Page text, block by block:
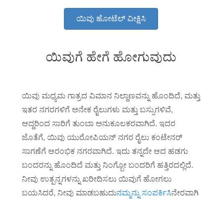
ಯಿವು ಹೋಟೆಲ್ ವೀಕ್ಷಿಸಿ
ಯಿವುಗೆ ಹೇಗೆ ಹೋಗುವುದು
ಯಿವು ಮಧ್ಯಮ ಗಾತ್ರದ ವಿಮಾನ ನಿಲ್ದಾಣವನ್ನು ಹೊಂದಿದೆ, ಮತ್ತು
ಇತರ ನಗರಗಳಿಗೆ ಅನೇಕ ರೈಲುಗಳು ಮತ್ತು ಬಸ್ಸುಗಳಿವೆ,
ಆದ್ದರಿಂದ ಸಾರಿಗೆ ತುಂಬಾ ಅನುಕೂಲಕರವಾಗಿದೆ. ಇದರ
ಜೊತೆಗೆ, ಯಿವು ಯುರೋಪಿಯನ್ ನಗರ ರೈಲು ಕಂಟೇನರ್
ಸಾಗಣೆಗೆ ಆರಂಭಿಕ ನಗರವಾಗಿದೆ. ಇದು ತನ್ನದೇ ಆದ ಹಡಗು
ಬಂದರನ್ನು ಹೊಂದಿದೆ ಮತ್ತು ನಿಂಗ್ಬೋ ಬಂದರಿಗೆ ಹತ್ತಿರದಲ್ಲಿದೆ.
ನೀವು ಉತ್ಪನ್ನಗಳನ್ನು ಖರೀದಿಸಲು ಯಿವುಗೆ ಹೋಗಲು
ಬಯಸಿದರೆ, ನೀವು ಮಾಡಬಹುದುನಮ್ಮನ್ನು ಸಂಪರ್ಕಿಸಿನೇರವಾಗಿ